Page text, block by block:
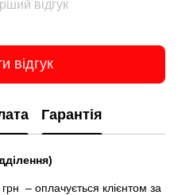
відгук
відгук
Гарантія
грн – оплачується клієнтом за